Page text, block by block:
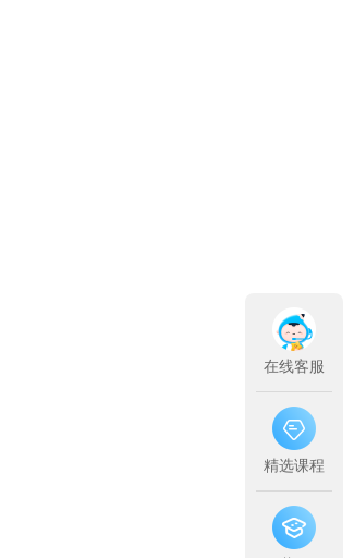
在线客服
精选课程